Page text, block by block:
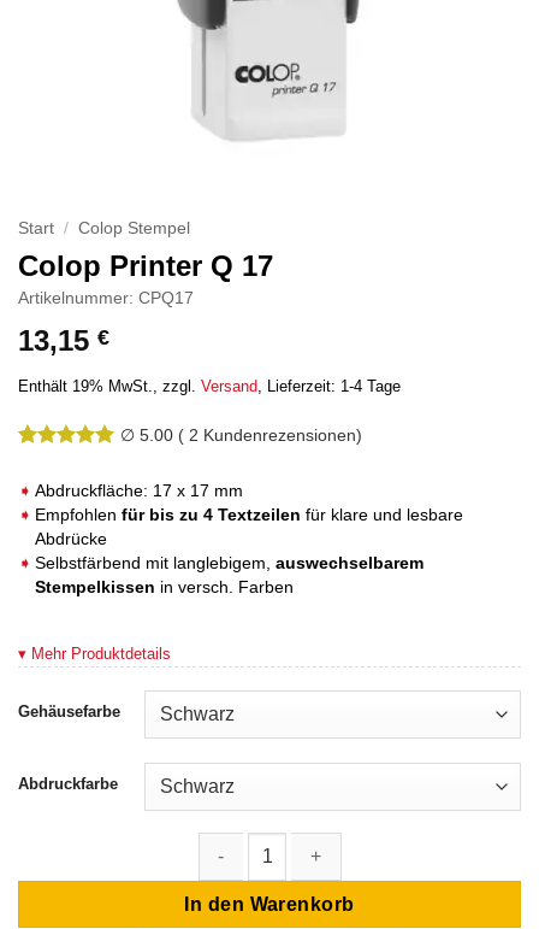
Start / Colop Stempel
Colop Printer Q 17
Artikelnummer: CPQ17
13,15 €
Enthält 19% MwSt. zzgl. Versand Lieferzeit: 1-4 Tage
mit
von
5, basierend
auf
Kundenbewertungen
∅ 5.00( 2 Kundenrezensionen)
Abdruckfläche: 17 x 17 mm
Empfohlen für bis zu 4 Textzeilen für klare und lesbare
Abdrücke
Selbstfärbend mit langlebigem, auswechselbarem
Stempelkissen in versch. Farben
▾ Mehr Produktdetails
Gehäusefarbe
Abdruckfarbe
Colop Printer Q 17 Menge
In den Warenkorb